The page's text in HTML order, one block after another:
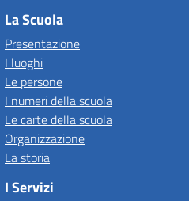
La Scuola
Presentazione
I luoghi
Le persone
I numeri della scuola
Le carte della scuola
Organizzazione
La storia
I Servizi